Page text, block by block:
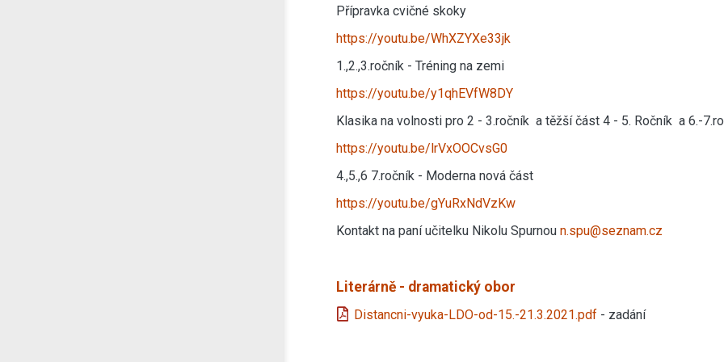
Přípravka cvičné skoky
https://youtu.be/WhXZYXe33jk
1.,2.,3.ročník - Tréning na zemi
https://youtu.be/y1qhEVfW8DY
Klasika na volnosti pro 2 - 3.ročník a těžší část 4 - 5. Ročník a 6.-
https://youtu.be/lrVxOOCvsG0
4.,5.,6 7.ročník - Moderna nová část
https://youtu.be/gYuRxNdVzKw
Kontakt na paní učitelku Nikolu Spurnoun.spu@seznam.cz
Literárně - dramatický obor
Distancni-vyuka-LDO-od-15.-21.3.2021.pdf - zadání